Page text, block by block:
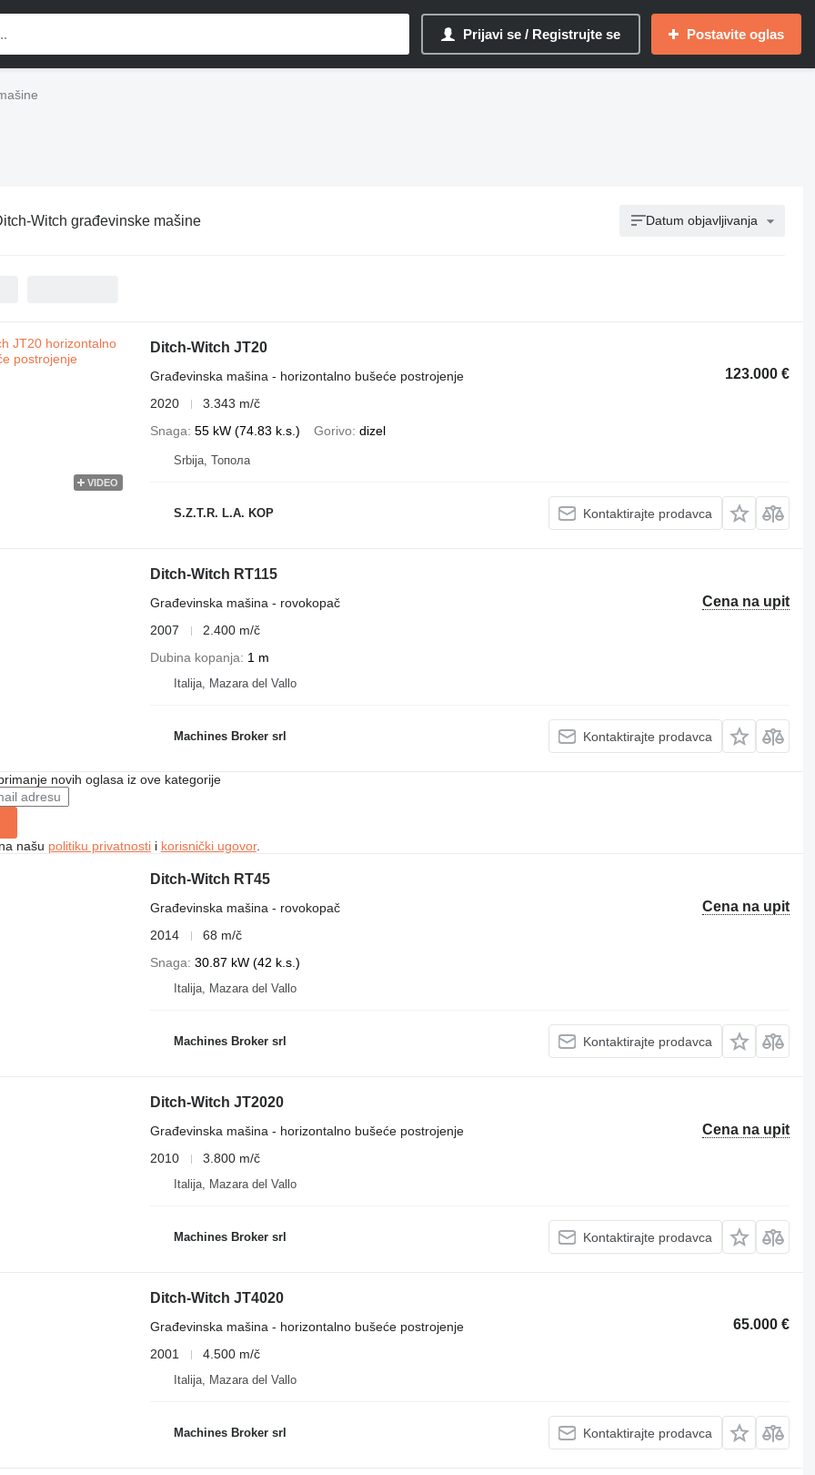
Prijavi se / Registrujte se Postavite oglas
Witch građevinske mašine Datum objavljivanja
VIDEO
Ditch-Witch JT20
123.000 €
Građevinska mašina - horizontalno bušeće postrojenje
2020
3.343 m/č
Snaga 55 kW (74.83 k.s.) Gorivo dizel
Srbija, Топола
S.Z.T.R. L.A. KOP Kontaktirajte prodavca
Ditch-Witch RT115
Cena na upit
Građevinska mašina - rovokopač
2007
2.400 m/č
Dubina kopanja
1 m
Italija, Mazara del Vallo
Machines Broker srl Kontaktirajte prodavca
novih oglasa iz ove kategorije
našu politiku privatnostii korisnički ugovor.
Ditch-Witch RT45
Cena na upit
Građevinska mašina - rovokopač
2014
68 m/č
Snaga 30.87 kW (42 k.s.)
Italija, Mazara del Vallo
Machines Broker srl Kontaktirajte prodavca
Ditch-Witch JT2020
Cena na upit
Građevinska mašina - horizontalno bušeće postrojenje
2010
3.800 m/č
Italija, Mazara del Vallo
Machines Broker srl Kontaktirajte prodavca
Ditch-Witch JT4020
65.000 €
Građevinska mašina - horizontalno bušeće postrojenje
2001
4.500 m/č
Italija, Mazara del Vallo
Machines Broker srl Kontaktirajte prodavca